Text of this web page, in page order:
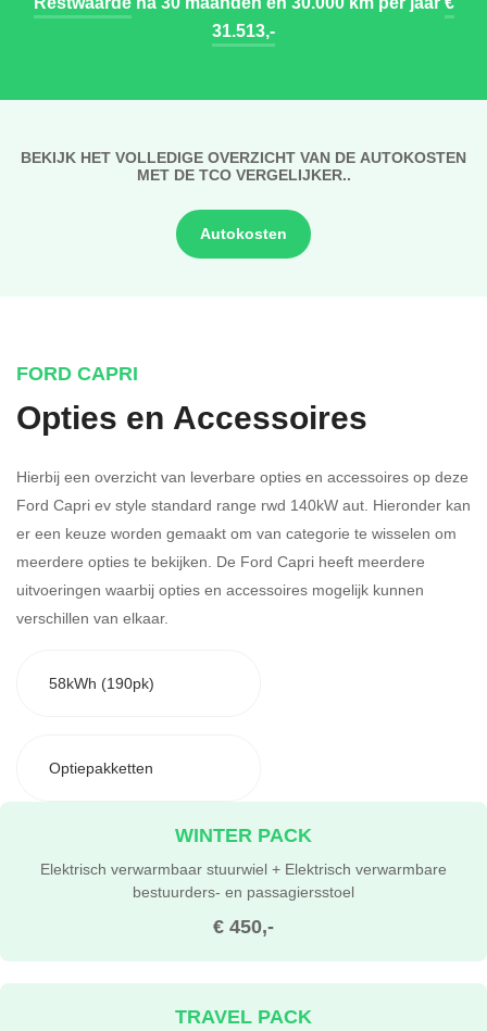
31.513,-
BEKIJK HET VOLLEDIGE OVERZICHT VAN DE AUTOKOSTEN
MET DE TCO VERGELIJKER..
Autokosten
FORD CAPRI
Opties en Accessoires
Hierbij een overzicht van leverbare opties en accessoires op deze
Ford Capri ev style standard range rwd 140kW aut. Hieronder kan
er een keuze worden gemaakt om van categorie te wisselen om
meerdere opties te bekijken. De Ford Capri heeft meerdere
uitvoeringen waarbij opties en accessoires mogelijk kunnen
verschillen van elkaar.
58kWh (190pk)
Optiepakketten
€ 450,-
WINTER PACK
Elektrisch verwarmbaar stuurwiel + Elektrisch verwarmbare
bestuurders- en passagiersstoel
TRAVEL PACK